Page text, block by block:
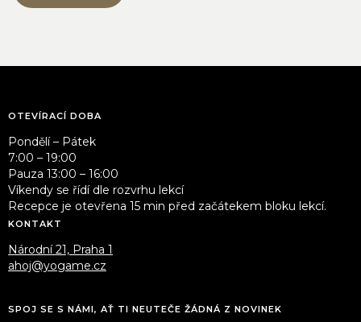
OTEVÍRACÍ DOBA
Pondělí – Pátek
7:00 – 19:00
Pauza 13:00 – 16:00
Víkendy se řídí dle rozvrhu lekcí
Recepce je otevřena 15 min před začátekem bloku lekcí.
KONTAKT
Národní 21, Praha 1
ahoj@yogame.cz
SPOJ SE S NÁMI, AŤ TI NEUTEČE ŽÁDNÁ Z NOVINEK